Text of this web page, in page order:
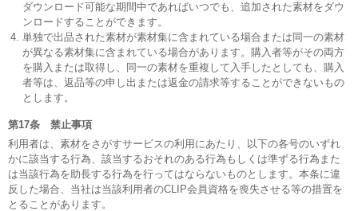
ダウンロード可能な期間中であればいつでも、追加された素材をダウ
ンロードすることができます。
単独で出品された素材が素材集に含まれている場合または同一の素材
が異なる素材集に含まれている場合があります。購入者等がその両方
を購入または取得し、同一の素材を重複して入手したとしても、購入
者等は、返品等の申し出または返金の請求等することができないもの
とします。
第17条 禁止事項
利用者は、素材をさがすサービスの利用にあたり、以下の各号のいずれ
かに該当する行為、該当するおそれのある行為もしくは準ずる行為また
は当該行為を助長する行為を行ってはならないものとします。本条に違
反した場合、当社は当該利用者のCLIP会員資格を喪失させる等の措置を
とることがあります。